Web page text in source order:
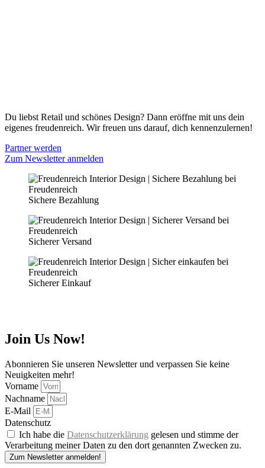
Du liebst Retail und schönes Design? Dann eröffne mit uns dein
eigenes freudenreich. Wir freuen uns darauf, dich kennenzulernen!
Partner werden
Zum Newsletter anmelden
Sichere Bezahlung
Sicherer Versand
Sicherer Einkauf
Join Us Now!
Abonnieren Sie unseren Newsletter und verpassen Sie keine
Neuigkeiten mehr!
Vorname
Nachname
E-Mail
Datenschutz
Ich habe die Datenschutzerklärung gelesen und stimme der
Verarbeitung meiner Daten zu den dort genannten Zwecken zu.
Zum Newsletter anmelden!